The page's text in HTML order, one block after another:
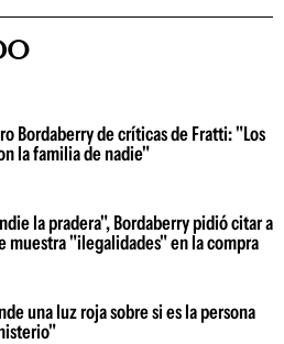
Bordaberry de críticas de Fratti: "Los
la familia de nadie"
la pradera", Bordaberry pidió citar a
muestra "ilegalidades" en la compra
una luz roja sobre si es la persona